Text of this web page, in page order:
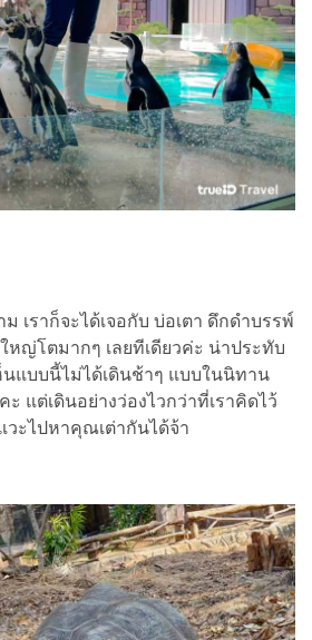
เราก็จะได้เจอกับ บ่อเตา ดึกดำบรรพ์
หญ่โตมากๆ เลยทีเดียวค่ะ น่าประทับ
แบบนี้ไม่ได้เดินช้าๆ แบบในนิทาน
ะ แต่เดินอย่างว่องไวกว่าที่เราคิดไว้
วะไปหาคุณเต่ากันได้จ้า